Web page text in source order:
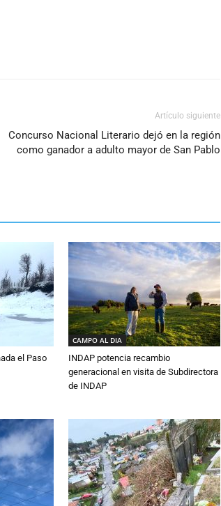
Artículo siguiente
Concurso Nacional Literario dejó en la región
como ganador a adulto mayor de San Pablo
el Paso
CAMPO AL DIA
INDAP potencia recambio
generacional en visita de Subdirectora
de INDAP